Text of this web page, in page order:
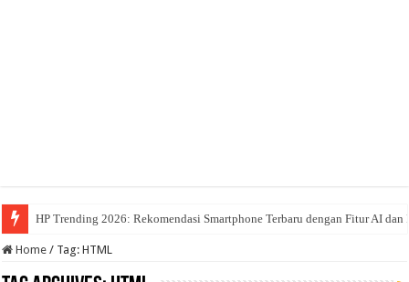
HP Trending 2026: Rekomendasi Smartphone Terbaru dengan Fitur AI dan
Home / Tag:HTML